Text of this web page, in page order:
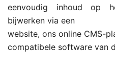
eenvoudig inhoud op
bijwerken via een
website, ons online CMS-
compatibele software van